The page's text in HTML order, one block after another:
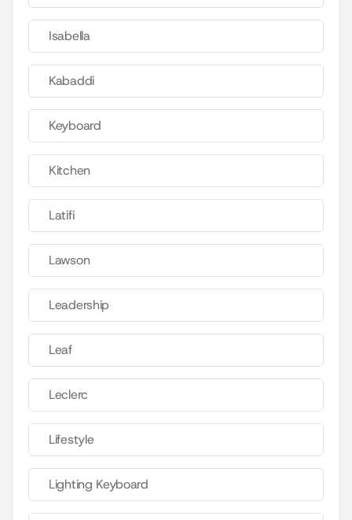
Isabella
Kabaddi
Keyboard
Kitchen
Latifi
Lawson
Leadership
Leaf
Leclerc
Lifestyle
Lighting Keyboard